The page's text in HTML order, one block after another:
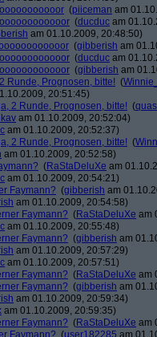
(piiceman am
(ducduc am
am 01.10.2009, 20:48:50)
(gibberish am
(ducduc am
(gibberish am
Runde, Prognosen, bitte! (
20:51:45)
2 Runde, Prognosen, bitte! (
am 01.10.2009, 20:52:04)
am 01.10.2009, 20:52:37)
2 Runde, Prognosen, bitte! (
am 01.10.2009, 20:52:58)
(RaStaDeluXe am
am 01.10.2009, 20:54:21)
Faymann? (gibberish am
am 01.10.2009, 20:54:58)
Faymann? (RaStaDeluXe am
am 01.10.2009, 20:55:48)
Faymann? (gibberish am
am 01.10.2009, 20:57:29)
am 01.10.2009, 20:57:51)
Faymann? (RaStaDeluXe am
Faymann? (gibberish am
am 01.10.2009, 20:59:34)
am 01.10.2009, 20:59:35)
Faymann? (RaStaDeluXe am
Faymann? (user182285 am